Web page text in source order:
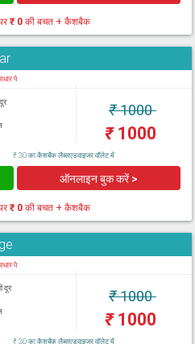
₹ 0की बचत + कैशबैक
पे
₹1000
₹1000
₹ 30 का कैशबैक लैब्सएडवाइजर वॉलेट में
ऑनलाइन बुक करें >
₹ 0की बचत + कैशबैक
पे
दूर ₹1000
₹1000
₹ 30 का कैशबैक लैब्सएडवाइजर वॉलेट में